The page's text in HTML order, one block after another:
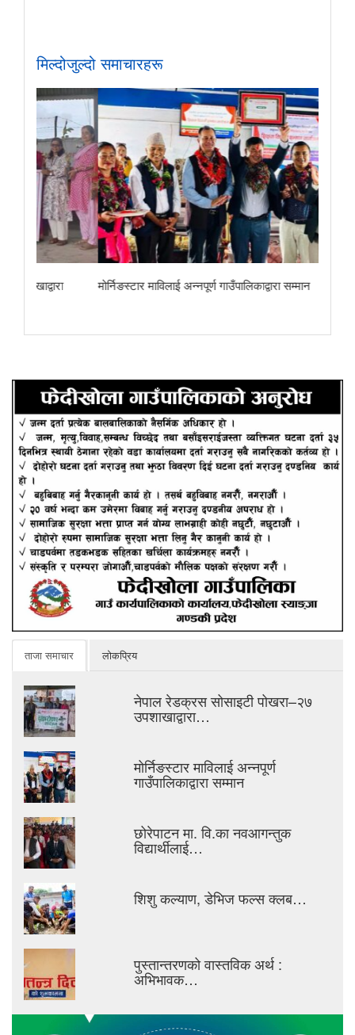
मिल्दोजुल्दो समाचारहरू
मोर्निङस्टार माविलाई अन्नपूर्ण गाउँपालिकाद्वारा सम्मान छोरेपाटन मा.
ताजा समाचार लोकप्रिय
नेपाल रेडक्रस सोसाइटी पोखरा–२७
उपशाखाद्वारा…
मोर्निङस्टार माविलाई अन्नपूर्ण
गाउँपालिकाद्वारा सम्मान
छोरेपाटन मा. वि.का नवआगन्तुक
विद्यार्थीलाई…
शिशु कल्याण, डेभिज फल्स क्लब…
पुस्तान्तरणको वास्तविक अर्थ :
अभिभावक…